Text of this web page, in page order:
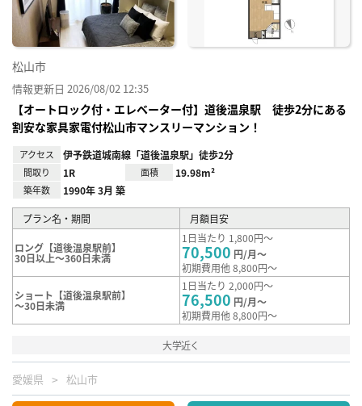
松山市
情報更新日 2026/08/02 12:35
【オートロック付・エレベーター付】道後温泉駅 徒歩2分にある
割安な家具家電付松山市マンスリーマンション！
アクセス 伊予鉄道城南線「道後温泉駅」徒歩2分
間取り 1R 面積 19.98m²
築年数 1990年 3月 築
プラン名・期間 月額目安
ロング【道後温泉駅前】
30日以上～360日未満
1日当たり 1,800円～
70,500 円/月～
初期費用他 8,800円～
ショート【道後温泉駅前】
～30日未満
1日当たり 2,000円～
76,500 円/月～
初期費用他 8,800円～
大学近く
愛媛県 松山市